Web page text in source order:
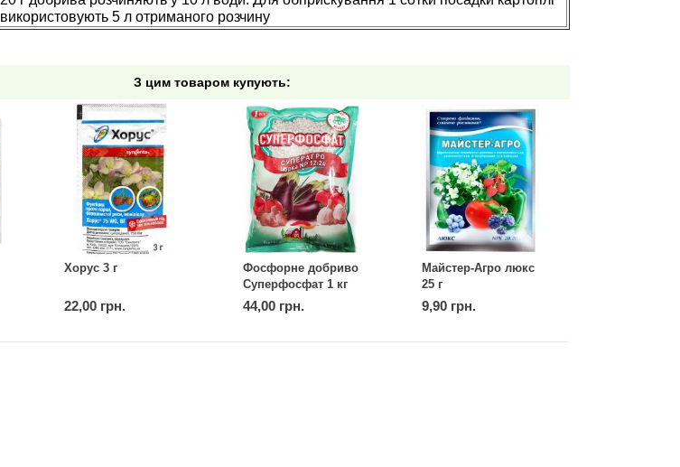
використовують 5 л отриманого розчину
З цим товаром купують:
Хорус 3 г
22,00 грн.
Фосфорне добриво
Суперфосфат 1 кг
44,00 грн.
Майстер-Агро люкс
25 г
9,90 грн.